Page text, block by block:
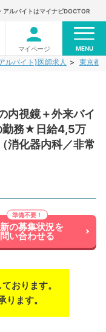
アルバイトはマイナビDOCTOR
マイページ MENU
ルバイト)医師求人 東京都
内視鏡＋外来バイ
勤務★日給4,5万
消化器内科／非常
の募集状況を
問い合わせる
おります。
ります。